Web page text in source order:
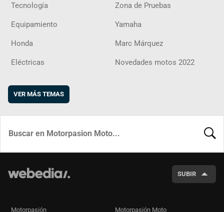
Tecnología Zona de Pruebas
Equipamiento Yamaha
Honda Marc Márquez
Eléctricas Novedades motos 2022
VER MÁS TEMAS
SUBIR
Motorpasión Motorpasión Moto